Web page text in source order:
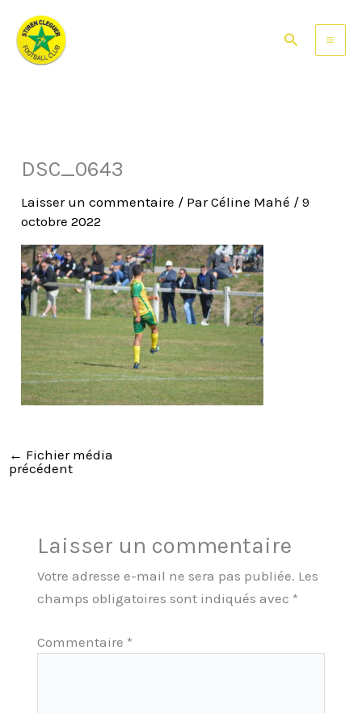
contenu
Rechercher
DSC_0643
Laisser un commentaire / ParCéline Mahé /9
octobre 2022
← Fichier média
précédent
Laisser un commentaire
Votre adresse e-mail ne sera pas publiée. Les
champs obligatoires sont indiqués avec *
Commentaire *